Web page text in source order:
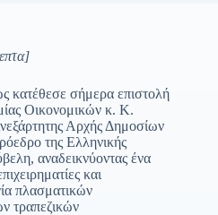
κατέθεσε σήμερα επιστολή
Οικονομικών κ. Κ.
Αρχής Δημοσίων
της Ελληνικής
αναδεικνύοντας ένα
και
πλασματικών
τραπεζικών